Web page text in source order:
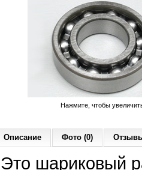
Нажмите, чтобы
Описание Фото (0)
Это шариковый